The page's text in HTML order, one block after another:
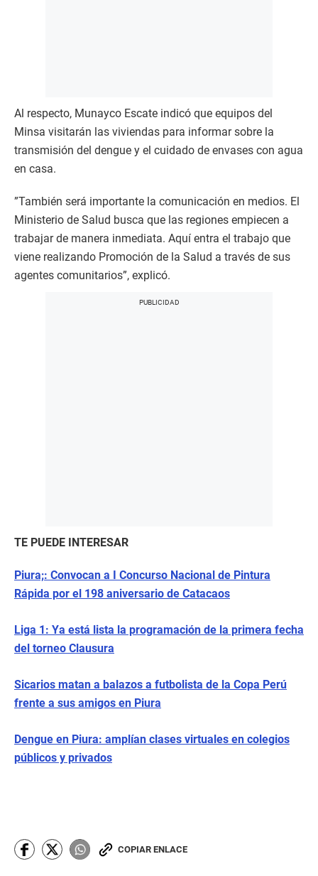
Al respecto, Munayco Escate indicó que equipos del
Minsa visitarán las viviendas para informar sobre la
transmisión del dengue y el cuidado de envases con agua
en casa.
”También será importante la comunicación en medios. El
Ministerio de Salud busca que las regiones empiecen a
trabajar de manera inmediata. Aquí entra el trabajo que
viene realizando Promoción de la Salud a través de sus
agentes comunitarios”, explicó.
TE PUEDE INTERESAR
Piura;: Convocan a I Concurso Nacional de Pintura
Rápida por el 198 aniversario de Catacaos
Liga 1: Ya está lista la programación de la primera fecha
del torneo Clausura
Sicarios matan a balazos a futbolista de la Copa Perú
frente a sus amigos en Piura
Dengue en Piura: amplían clases virtuales en colegios
públicos y privados
COPIAR ENLACE